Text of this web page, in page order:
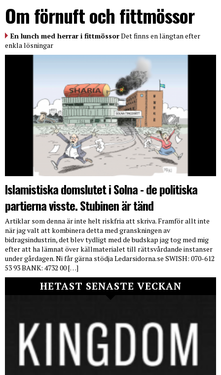
Om förnuft och fittmössor
En lunch med herrar i fittmössorDet finns en längtan efter
enkla lösningar
Islamistiska domslutet i Solna - de politiska
partierna visste. Stubinen är tänd
Artiklar som denna är inte helt riskfria att skriva. Framför allt inte
när jag valt att kombinera detta med granskningen av
bidragsindustrin, det blev tydligt med de budskap jag tog med mig
efter att ha lämnat över källmaterialet till rättsvårdande instanser
under gårdagen. Ni får gärna stödja Ledarsidorna.se SWISH: 070-612
53 93 BANK: 4732 00 […]
HETAST SENASTE VECKAN